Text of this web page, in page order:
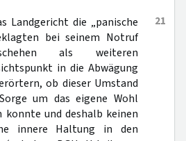
21
Landgericht die „panische
bei seinem Notruf
als weiteren
in die Abwägung
ob dieser Umstand
um das eigene Wohl
und deshalb keinen
innere Haltung in den